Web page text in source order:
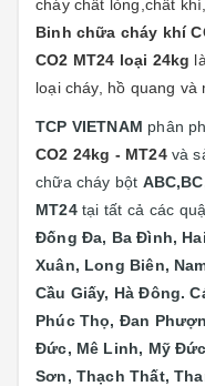
cháy chất lỏng,chất
Binh chữa cháy khí
CO2 MT24 loại 24kg
loại cháy, hồ quang và
TCP VIETNAM phân
CO2 24kg - MT24 và
chữa cháy bột
MT24tại tất cả các
Đống Đa, Ba Đình,
Xuân, Long Biên,
Cầu Giấy, Hà Đông.
Phúc Thọ, Đan
Đức, Mê Linh, Mỹ
Sơn, Thạch Thất,